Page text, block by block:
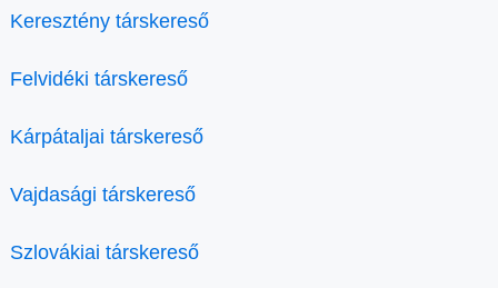
Keresztény társkereső
Felvidéki társkereső
Kárpátaljai társkereső
Vajdasági társkereső
Szlovákiai társkereső